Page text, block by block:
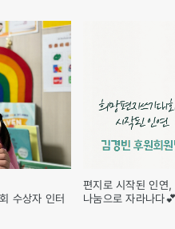
수상자 인터
편지로 시작된 인연,
나눔으로 자라나다